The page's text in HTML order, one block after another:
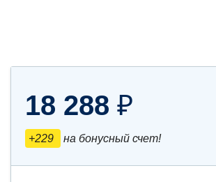
18 288 ₽
+229 на бонусный счет!